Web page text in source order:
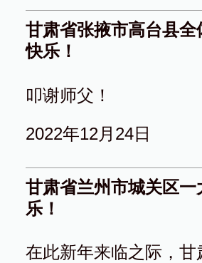
甘肃省张掖市高台县
快乐！
叩谢师父！
2022年12月24日
甘肃省兰州市城关区
乐！
在此新年来临之际，